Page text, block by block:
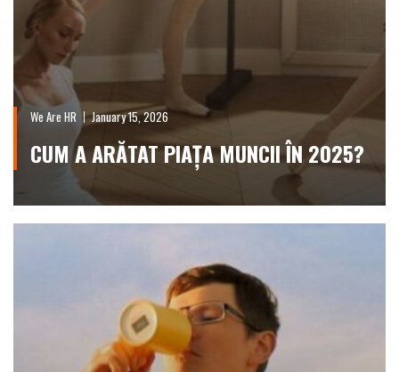
We Are HR January 15, 2026
CUM A ARĂTAT PIAȚA MUNCII ÎN 2025?